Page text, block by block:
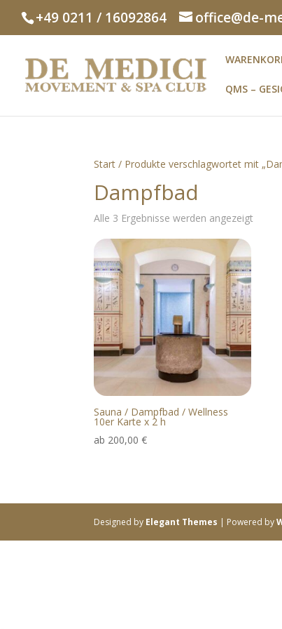
+49 0211 / 16092864 office@de-
QMS –
Start / Produkte verschlagwortet mit
Dampfbad
Alle 3 Ergebnisse werden angezeigt
Sauna / Dampfbad / Wellness
10er Karte x 2 h
ab 200,00€
Designed by Elegant Themes | Powered by